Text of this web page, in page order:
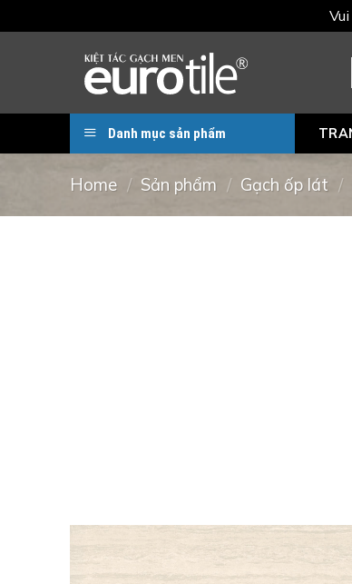
Danh mục sản phẩm
Home / Sản phẩm / Gạch ốp lát /